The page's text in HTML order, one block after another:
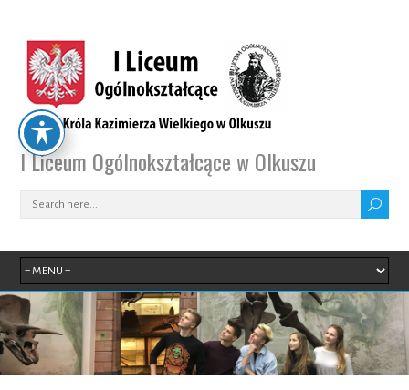
I Liceum Ogólnokształcące w Olkuszu